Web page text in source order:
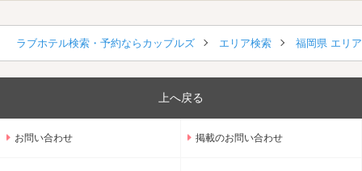
ラブホテル検索・予約ならカップルズ エリア検索 福岡県 エリ
上へ戻る
お問い合わせ 掲載のお問い合わせ